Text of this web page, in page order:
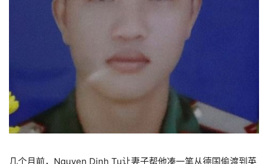
几个月前，Nguyen Dinh Tu让妻子帮他凑一笔从德国偷渡到英